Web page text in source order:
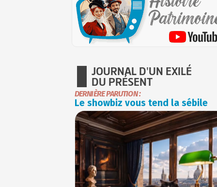
JOURNAL D'UN EXILÉ
DU PRÉSENT
DERNIÈRE PARUTION :
Le showbiz vous tend la sébile